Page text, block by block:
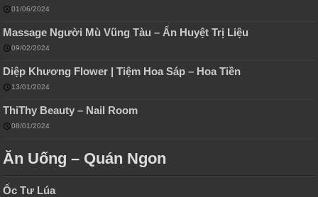
01/06/2024
Massage Người Mù Vũng Tàu – Ấn Huyệt Trị Liệu
09/02/2024
Diệp Khương Flower | Tiệm Hoa Sáp – Hoa Tiền
13/01/2024
ThiThy Beauty – Nail Room
08/01/2024
Ăn Uống – Quán Ngon
Ốc Tư Lúa